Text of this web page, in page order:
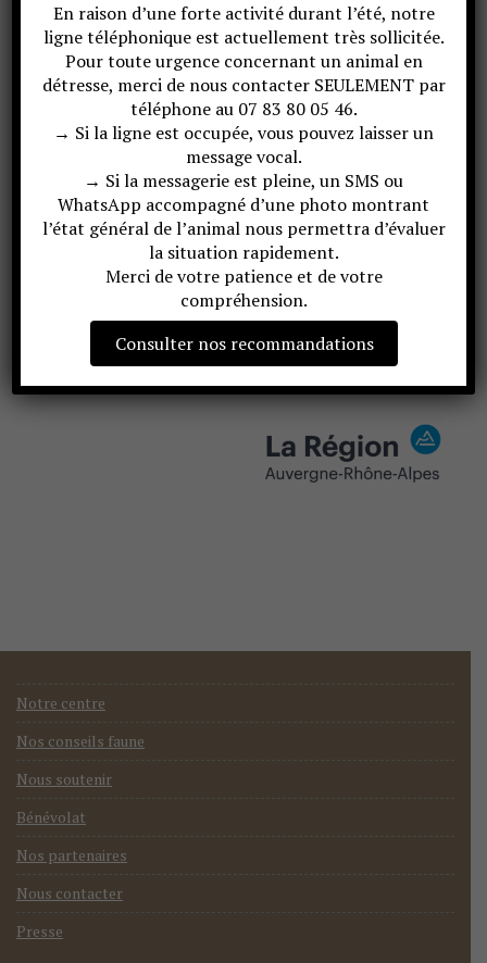
LIEU
Biocoop Grésy
6 r Boucher de la Rupelle
Grésy sur Aix, 73100 France + Google Map
Opération caddie Au jardin des
Opération caddie
Notre centre
Nos conseils faune
Nous soutenir
Bénévolat
Nos partenaires
Nous contacter
Presse
En raison d’une forte activité durant l’été, notre
ligne téléphonique est actuellement très sollicitée.
Pour toute urgence concernant un animal en
détresse, merci de nous contacter SEULEMENT par
téléphone au 07 83 80 05 46.
→ Si la ligne est occupée, vous pouvez laisser un
message vocal.
→ Si la messagerie est pleine, un SMS ou
WhatsApp accompagné d’une photo montrant
l’état général de l’animal nous permettra d’évaluer
la situation rapidement.
Merci de votre patience et de votre
compréhension.
Consulter nos recommandations